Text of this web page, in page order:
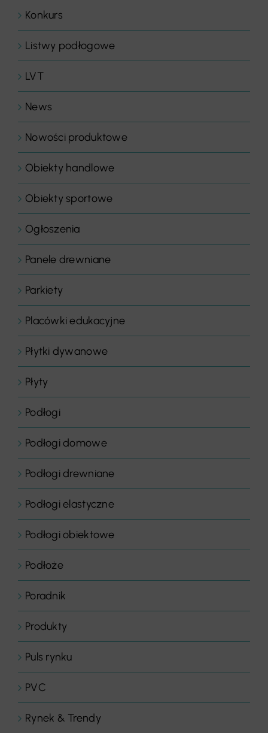
Konkurs
Listwy podłogowe
LVT
News
Nowości produktowe
Obiekty handlowe
Obiekty sportowe
Ogłoszenia
Panele drewniane
Parkiety
Placówki edukacyjne
Płytki dywanowe
Płyty
Podłogi
Podłogi domowe
Podłogi drewniane
Podłogi elastyczne
Podłogi obiektowe
Podłoże
Poradnik
Produkty
Puls rynku
PVC
Rynek & Trendy